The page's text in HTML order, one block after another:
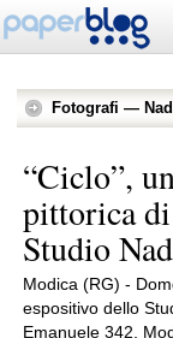
Fotografi —
“Ciclo”,
pittorica
Studio
Modica (RG) -
espositivo dello
Emanuele 342,